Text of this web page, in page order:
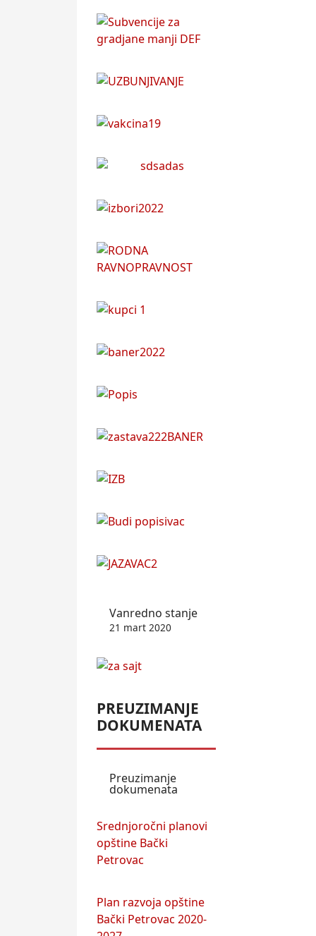
Vanredno stanje
21 mart 2020
PREUZIMANJE
DOKUMENATA
Preuzimanje
dokumenata
Srednjoročni planovi
opštine Bački
Petrovac
Plan razvoja opštine
Bački Petrovac 2020-